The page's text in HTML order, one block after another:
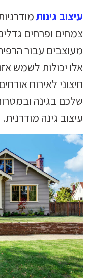
עיצוב גינות
צמחים ופרחים
מעוצבים עבור
אלו יכולות לשמש
חיצוני לאירוח
שלכם בגינה
עיצוב גינה מודרנית.